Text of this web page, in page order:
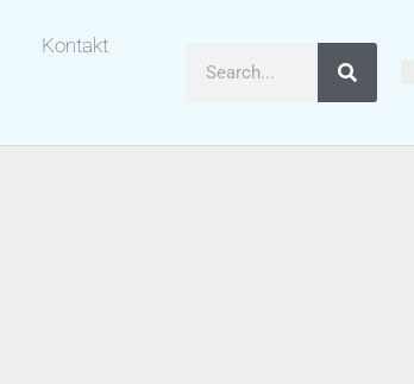
Kontakt